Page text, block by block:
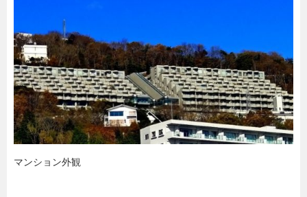
マンション外観